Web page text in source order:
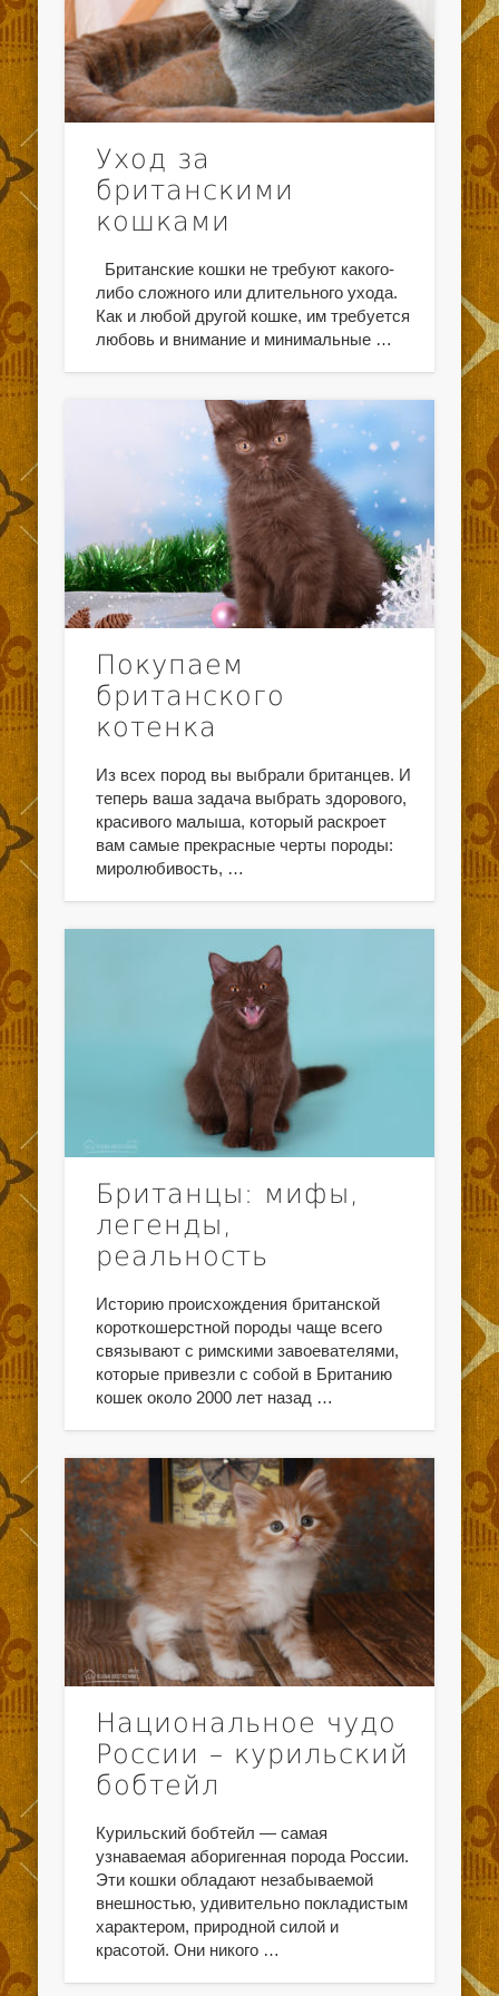
Уход за
британскими
кошками
Британские кошки не требуют какого-
либо сложного или длительного ухода.
Как и любой другой кошке, им требуется
любовь и внимание и минимальные …
Покупаем
британского
котенка
Из всех пород вы выбрали британцев. И
теперь ваша задача выбрать здорового,
красивого малыша, который раскроет
вам самые прекрасные черты породы:
миролюбивость, …
Британцы: мифы,
легенды,
реальность
Историю происхождения британской
короткошерстной породы чаще всего
связывают с римскими завоевателями,
которые привезли с собой в Британию
кошек около 2000 лет назад …
Национальное чудо
России – курильский
бобтейл
Курильский бобтейл — самая
узнаваемая аборигенная порода России.
Эти кошки обладают незабываемой
внешностью, удивительно покладистым
характером, природной силой и
красотой. Они никого …